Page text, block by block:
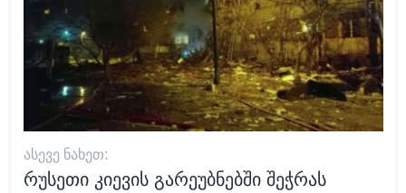
ᲐᲡᲔᲕᲔ ᲜᲐᲮᲔᲗ:
რუსეთი კიევის გარეუბნებში შეჭრას